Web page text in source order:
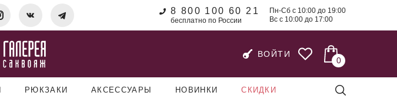
8 800 100 60 21
бесплатно по России
Пн-Сб с 10:00 до 19:00
Вс с 10:00 до 17:00
ВОЙТИ
0
РЮКЗАКИ АКСЕССУАРЫ НОВИНКИ СКИДКИ